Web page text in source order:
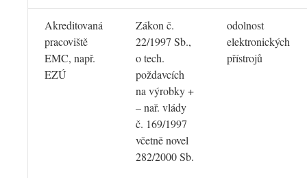
Akreditovaná
pracoviště
EMC, např.
EZÚ
Zákon č.
22/1997 Sb.,
o tech.
poždavcích
na výrobky +
– nař. vlády
č. 169/1997
včetně novel
282/2000 Sb.
odolnost
elektronických
přístrojů